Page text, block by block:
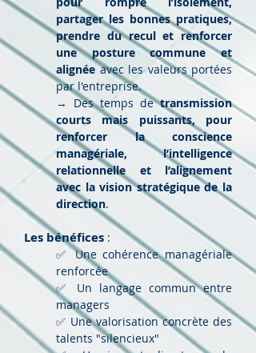
partager les bonnes pratiques,
prendre du recul et renforcer
une posture commune et
alignéeavec les valeurs portées
par l'entreprise.
→ Des temps detransmission
courts mais puissants, pour
renforcer la conscience
managériale, l’intelligence
relationnelle et l’alignement
avec la vision stratégique de la
direction.
Les bénéfices :
✅ Une cohérence managériale
renforcée
✅ Un langage commun entre
managers
✅ Une valorisation concrète des
talents "silencieux"